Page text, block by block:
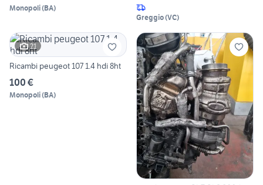
Monopoli(BA)
Greggio(VC)
21
Ricambi peugeot 107 1.4 hdi 8ht
100 €
Monopoli(BA)